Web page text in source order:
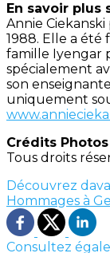
En savoir plus
Annie
1988. Elle a
famille Iyengar
spécialement
son
uniquement
Crédits Photos
Tous droits
Découvrez
Hommages à
Consultez